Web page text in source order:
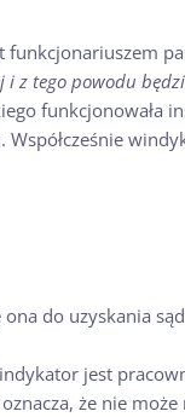
funkcjonariuszem
i z tego powodu
funkcjonowała
ona do uzyskania
jest
że nie może